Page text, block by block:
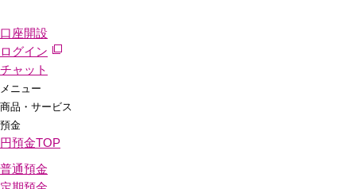
口座開設
ログイン
チャット
メニュー
商品・サービス
預金
円預金TOP
普通預金